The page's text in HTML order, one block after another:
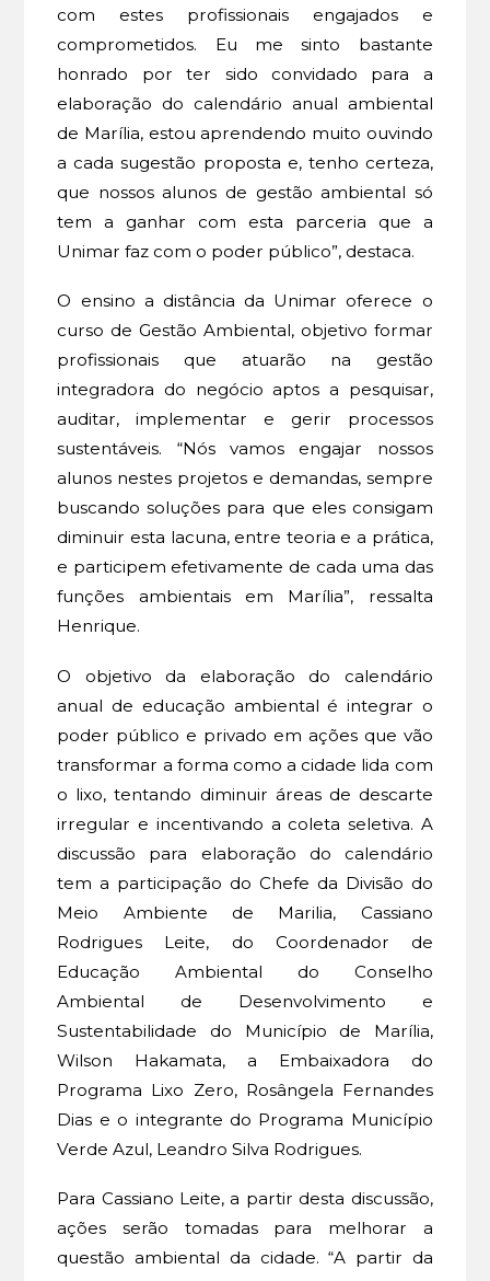
com estes profissionais engajados e
comprometidos. Eu me sinto bastante
honrado por ter sido convidado para a
elaboração do calendário anual ambiental
de Marília, estou aprendendo muito ouvindo
a cada sugestão proposta e, tenho certeza,
que nossos alunos de gestão ambiental só
tem a ganhar com esta parceria que a
Unimar faz com o poder público”, destaca.
O ensino a distância da Unimar oferece o
curso de Gestão Ambiental, objetivo formar
profissionais que atuarão na gestão
integradora do negócio aptos a pesquisar,
auditar, implementar e gerir processos
sustentáveis. “Nós vamos engajar nossos
alunos nestes projetos e demandas, sempre
buscando soluções para que eles consigam
diminuir esta lacuna, entre teoria e a prática,
e participem efetivamente de cada uma das
funções ambientais em Marília”, ressalta
Henrique.
O objetivo da elaboração do calendário
anual de educação ambiental é integrar o
poder público e privado em ações que vão
transformar a forma como a cidade lida com
o lixo, tentando diminuir áreas de descarte
irregular e incentivando a coleta seletiva. A
discussão para elaboração do calendário
tem a participação do Chefe da Divisão do
Meio Ambiente de Marilia, Cassiano
Rodrigues Leite, do Coordenador de
Educação Ambiental do Conselho
Ambiental de Desenvolvimento e
Sustentabilidade do Município de Marília,
Wilson Hakamata, a Embaixadora do
Programa Lixo Zero, Rosângela Fernandes
Dias e o integrante do Programa Município
Verde Azul, Leandro Silva Rodrigues.
Para Cassiano Leite, a partir desta discussão,
ações serão tomadas para melhorar a
questão ambiental da cidade. “A partir da